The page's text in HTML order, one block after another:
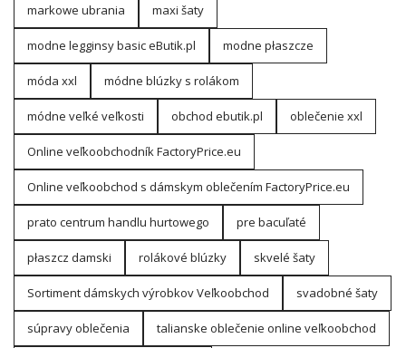
markowe ubrania maxi šaty
modne legginsy basic eButik.pl modne płaszcze
móda xxl módne blúzky s rolákom
módne veľké veľkosti obchod ebutik.pl oblečenie xxl
Online veľkoobchodník FactoryPrice.eu
Online veľkoobchod s dámskym oblečením FactoryPrice.eu
prato centrum handlu hurtowego pre bacuľaté
płaszcz damski rolákové blúzky skvelé šaty
Sortiment dámskych výrobkov Veľkoobchod svadobné šaty
súpravy oblečenia talianske oblečenie online veľkoobchod